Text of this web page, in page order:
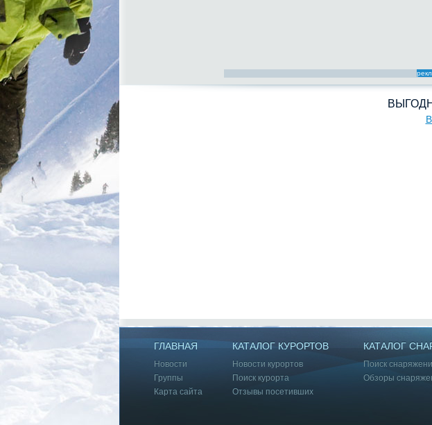
ГЛАВНАЯ
Новости
Группы
Карта сайта
КАТАЛОГ КУРОРТОВ
Новости курортов
Поиск курорта
Отзывы посетивших
КАТАЛОГ
Поиск
Обзоры